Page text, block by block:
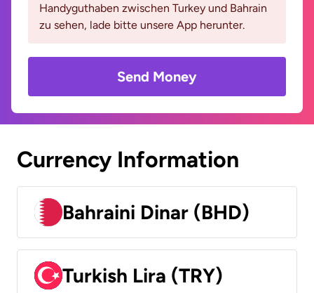
Handyguthaben zwischen Turkey und Bahrain
zu sehen, lade bitte unsere App herunter.
Send Money
Currency Information
Bahraini Dinar (BHD)
Turkish Lira (TRY)